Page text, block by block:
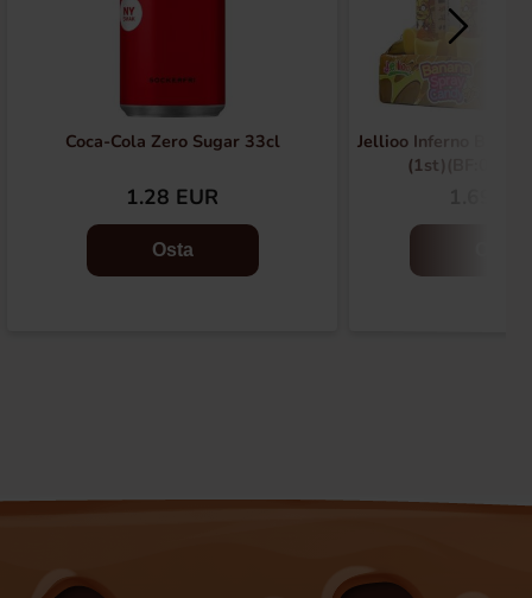
Coca-Cola Zero Sugar 33cl
1.28 EUR
Osta
Jellioo Inferno
(1st)(BF:01-